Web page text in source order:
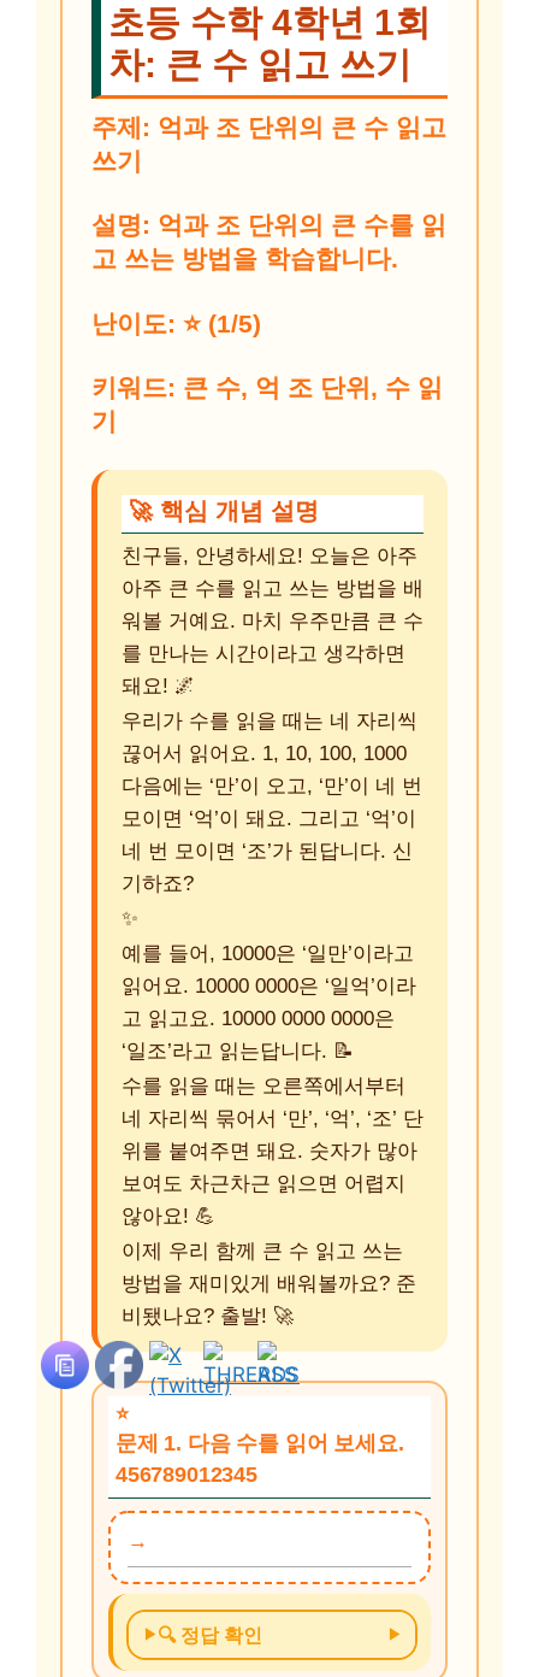
초등 수학 4학년 1회
차: 큰 수 읽고 쓰기
주제: 억과 조 단위의 큰 수 읽고
쓰기
설명: 억과 조 단위의 큰 수를 읽
고 쓰는 방법을 학습합니다.
난이도: ⭐️ (1/5)
키워드: 큰 수, 억 조 단위, 수 읽
기
🚀 핵심 개념 설명
친구들, 안녕하세요! 오늘은 아주
아주 큰 수를 읽고 쓰는 방법을 배
워볼 거예요. 마치 우주만큼 큰 수
를 만나는 시간이라고 생각하면
돼요! 🌌
우리가 수를 읽을 때는 네 자리씩
끊어서 읽어요. 1, 10, 100, 1000
다음에는 ‘만’이 오고, ‘만’이 네 번
모이면 ‘억’이 돼요. 그리고 ‘억’이
네 번 모이면 ‘조’가 된답니다. 신
기하죠?
✨
예를 들어, 10000은 ‘일만’이라고
읽어요. 10000 0000은 ‘일억’이라
고 읽고요. 10000 0000 0000은
‘일조’라고 읽는답니다. 📝
수를 읽을 때는 오른쪽에서부터
네 자리씩 묶어서 ‘만’, ‘억’, ‘조’ 단
위를 붙여주면 돼요. 숫자가 많아
보여도 차근차근 읽으면 어렵지
않아요! 💪
이제 우리 함께 큰 수 읽고 쓰는
방법을 재미있게 배워볼까요? 준
비됐나요? 출발! 🚀
문제 1. 다음 수를 읽어 보세요.
456789012345
🔍 정답 확인